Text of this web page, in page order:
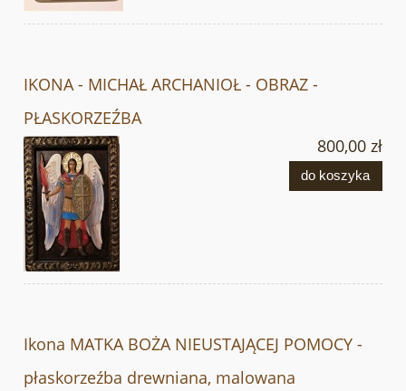
IKONA - MICHAŁ ARCHANIOŁ - OBRAZ -
PŁASKORZEŹBA
800,00 zł
do koszyka
Ikona MATKA BOŻA NIEUSTAJĄCEJ POMOCY -
płaskorzeźba drewniana, malowana